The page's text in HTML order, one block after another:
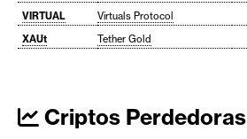
VIRTUAL
Virtuals Protocol
XAUt
Tether Gold
Criptos Perdedoras